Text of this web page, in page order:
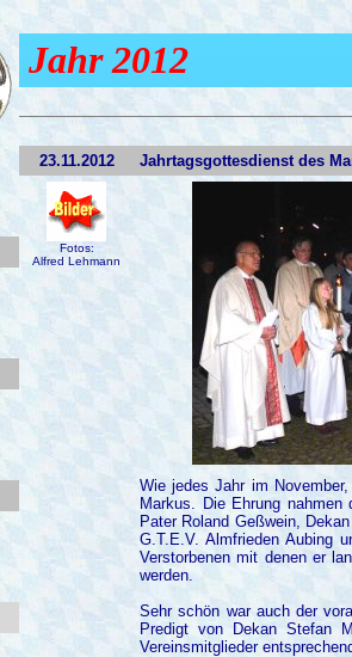
Jahr 2012
23.11.2012 Jahrtagsgottesdienst des
Fotos:
Alfred Lehmann
Wie jedes Jahr im
Markus. Die Ehrung
Pater Roland Geßwein,
G.T.E.V. Almfrieden Aubing
Verstorbenen mit denen er
werden.
Sehr schön war auch der
Predigt von Dekan Stefan
Vereinsmitglieder